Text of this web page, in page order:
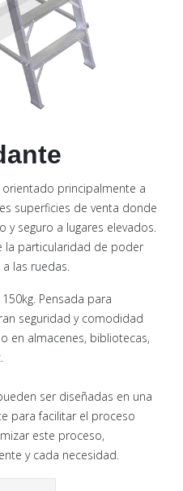
principalmente a
superficies de venta donde
y seguro a lugares elevados.
la particularidad de poder
las ruedas.
Pensada para
seguridad y comodidad
en almacenes, bibliotecas,
ser diseñadas en una
para facilitar el proceso
este proceso,
y cada necesidad.